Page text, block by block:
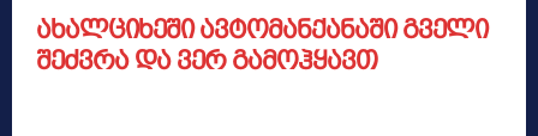
ახალციხეში ავტომანქანაში გველი
შეძვრა და ვერ გამოჰყავთ